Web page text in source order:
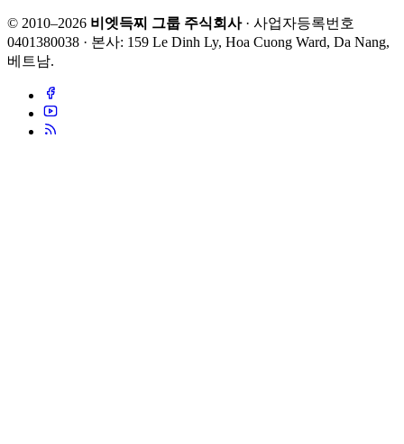
© 2010–2026 비엣득찌 그룹 주식회사· 사업자등록번호
0401380038 · 본사: 159 Le Dinh Ly, Hoa Cuong Ward, Da Nang,
베트남.